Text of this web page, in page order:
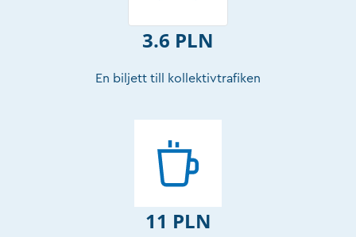
3.6 PLN
En biljett till kollektivtrafiken
11 PLN